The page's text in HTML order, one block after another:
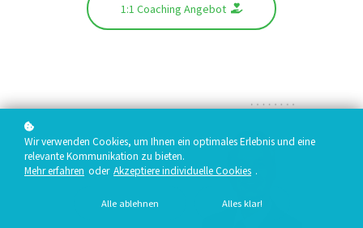
1:1 Coaching Angebot
Wir verwenden Cookies, um Ihnen ein optimales Erlebnis und eine
relevante Kommunikation zu bieten.
Mehr erfahren oder Akzeptiere individuelle Cookies .
Alle ablehnen Alles klar!